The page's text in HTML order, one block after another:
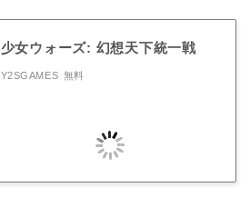
少女ウォーズ: 幻想天下統一戦
Y2SGAMES 無料